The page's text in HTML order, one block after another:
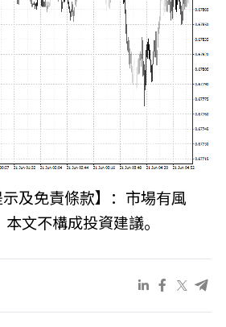
示及免責條款】：市場有風
文不構成投資建議。